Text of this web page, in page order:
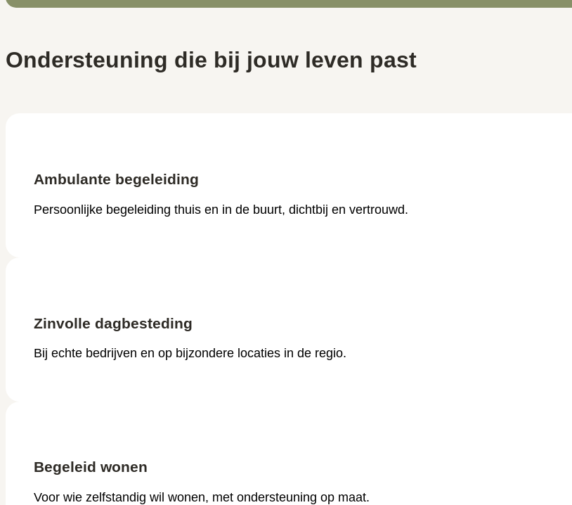
Ondersteuning die bij jouw leven past
Ambulante begeleiding
Persoonlijke begeleiding thuis en in de buurt, dichtbij en vertrouwd.
Zinvolle dagbesteding
Bij echte bedrijven en op bijzondere locaties in de regio.
Begeleid wonen
Voor wie zelfstandig wil wonen, met ondersteuning op maat.